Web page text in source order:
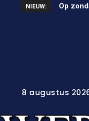
NIEUW: OpUnieke
8 augustus